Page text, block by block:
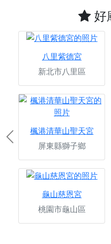
好
八里紫德宮
新北市八里區
楓港清華山聖天宮
屏東縣獅子鄉
龜山慈恩宮
桃園市龜山區
Previous